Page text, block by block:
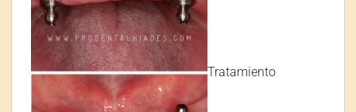
Tratamiento